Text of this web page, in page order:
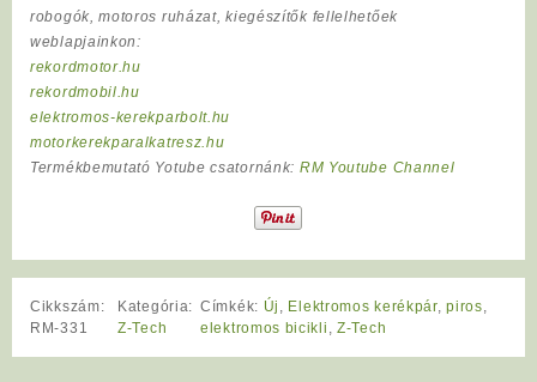
robogók, motoros ruházat, kiegészítők fellelhetőek
weblapjainkon:
rekordmotor.hu
rekordmobil.hu
elektromos-kerekparbolt.hu
motorkerekparalkatresz.hu
Termékbemutató Yotube csatornánk: RM Youtube Channel
Cikkszám:
RM-331
Kategória:
Z-Tech
Címkék: Új , Elektromos kerékpár,piros,
elektromos bicikli ,Z-Tech